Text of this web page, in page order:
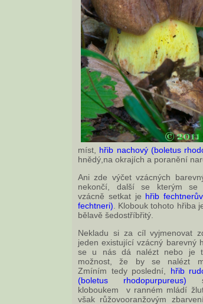
míst, hřib nachový (boletus
hnědý,na okrajích a poranění
Ani zde výčet vzácných
nekončí, další se kterým se
vzácně setkat je hřib
fechtneri) . Klobouk tohoto hřiba
bělavě šedostříbřitý.
Nekladu si za cíl vyjmenovat
jeden existující vzácný barevný
se u nás dá nalézt nebo je
možnost, že by se nalézt
Zmíním tedy poslední, hřib
(boletus rhodopurpureus) s
kloboukem v ranném mládí
však růžovooranžovým